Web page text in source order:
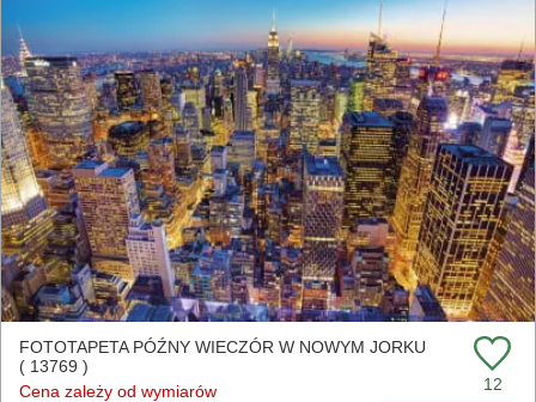
FOTOTAPETA PÓŹNY WIECZÓR W NOWYM JORKU
( 13769 )
Cena zależy od wymiarów
12